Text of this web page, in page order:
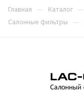
Главная — Каталог —
Салонные фильтры —